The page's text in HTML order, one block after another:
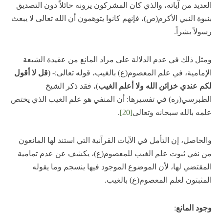
العديد من آياته، والذي كان المشركون يرونه حائلاً دون التصديق
بنبوة النبي الأكرم(ص)، فإنهم كانوا يتوهمون أن الله تعالى لا يبعث
رسولاً بشراً.
ومثل ذلك في عدم الدلالة على مراد المانع من عقيدة الشيعة
الإمامية، في علم المعصوم(ع) بالغيب، قوله تعالى:- (قل لا أقول
لكم عندي خزائن الله ولا أعلم الغيب)، فقد ذكر الشيخ
الطبرسي(ره) في تفسيرها: أن المنفي هو علم الغيب الذي يختص
علمه بالله سبحانه وتعالى[20]
.
والحاصل، إن التأمل في الآيات القرآنية التي استند لها المانعون
من نفي ثبوت علم الغيب للمعصوم(ع)، يكشف عن عدم تمامية
المقتضي لها، لأن الموضوع الموجود فيها ينسجم وما يقوله
المثبتون لعلم المعصوم(ع) بالغيب.
وجود المانع: